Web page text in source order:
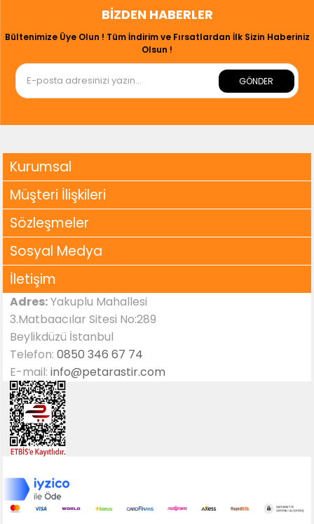
BIZDEN HABERLER
Bültenimize Üye Olun ! Tüm İndirim ve Fırsatlardan İlk Sizin Haberiniz
Olsun !
GÖNDER
Kurumsal
Müşteri İlişkileri
Sözleşmeler
Sosyal Medya
İletişim
Adres:Yakuplu Mahallesi
3.Matbaacılar Sitesi No:289
Beylikdüzü İstanbul
Telefon:0850 346 67 74
E-mail:info@petarastir.com